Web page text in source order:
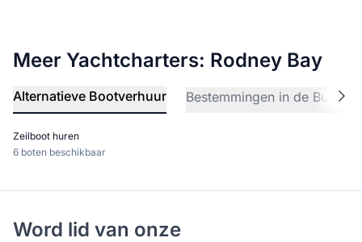
Meer Yachtcharters: Rodney Bay
Alternatieve Bootverhuur Bestemmingen in de Buurt
Zeilboot huren
6 boten beschikbaar
Word lid van onze